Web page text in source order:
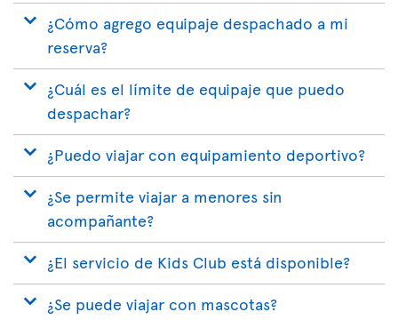
¿Cómo agrego equipaje despachado a mi
reserva?
¿Cuál es el límite de equipaje que puedo
despachar?
¿Puedo viajar con equipamiento deportivo?
¿Se permite viajar a menores sin
acompañante?
¿El servicio de Kids Club está disponible?
¿Se puede viajar con mascotas?